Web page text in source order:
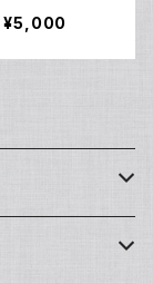
（ゴリラ）
¥5,000